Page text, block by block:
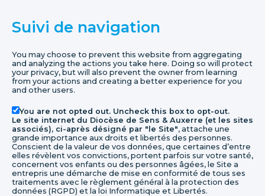
Suivi de navigation
You may choose to prevent this website from aggregating
and analyzing the actions you take here. Doing so will protect
your privacy, but will also prevent the owner from learning
from your actions and creating a better experience for you
and other users.
You are not opted out. Uncheck this box to opt-out.
Le site internet du Diocèse de Sens & Auxerre (et les sites
associés), ci-après désigné par "le Site", attache une
grande importance aux droits et libertés des personnes.
Conscient de la valeur de vos données, que certaines d’entre
elles révèlent vos convictions, portent parfois sur votre santé,
concernent vos enfants ou des personnes âgées, le Site a
entrepris une démarche de mise en conformité de tous ses
traitements avec le règlement général à la protection des
données (RGPD) et la loi Informatique et Libertés.